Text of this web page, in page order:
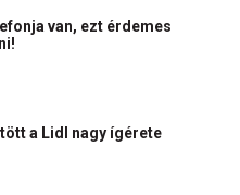
van, ezt érdemes
a Lidl nagy ígérete